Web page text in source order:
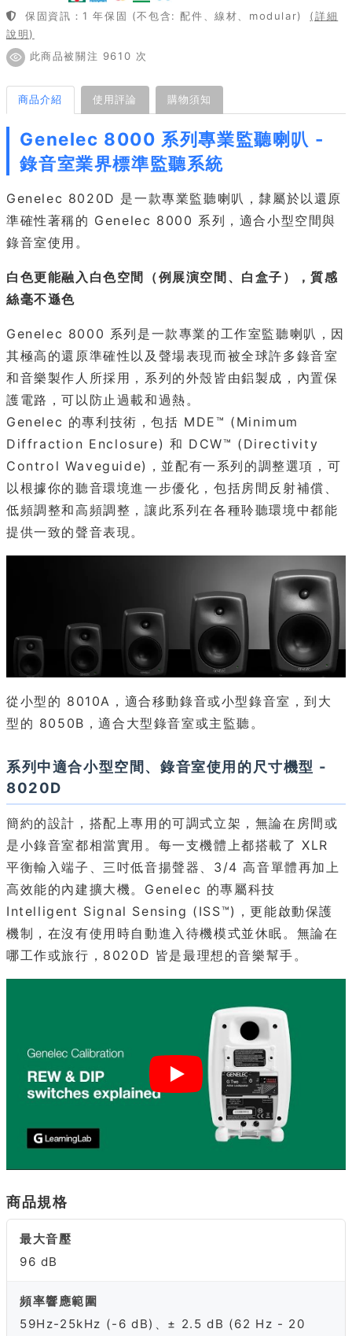
保固資訊：1 年保固 (不包含: 配件、線材、modular)
(詳細
說明)
此商品被關注 9610 次
商品介紹 使用評論 購物須知
Genelec 8000 系列專業監聽喇叭 -
錄音室業界標準監聽系統
Genelec 8020D 是一款專業監聽喇叭，隸屬於以還原
準確性著稱的 Genelec 8000 系列，適合小型空間與
錄音室使用。
白色更能融入白色空間（例展演空間、白盒子），質感
絲毫不遜色
Genelec 8000 系列是一款專業的工作室監聽喇叭，因
其極高的還原準確性以及聲場表現而被全球許多錄音室
和音樂製作人所採用，系列的外殼皆由鋁製成，內置保
護電路，可以防止過載和過熱。
Genelec 的專利技術，包括 MDE™ (Minimum
Diffraction Enclosure) 和 DCW™ (Directivity
Control Waveguide)，並配有一系列的調整選項，可
以根據你的聽音環境進一步優化，包括房間反射補償、
低頻調整和高頻調整，讓此系列在各種聆聽環境中都能
提供一致的聲音表現。
從小型的 8010A，適合移動錄音或小型錄音室，到大
型的 8050B，適合大型錄音室或主監聽。
系列中適合小型空間、錄音室使用的尺寸機型 -
8020D
簡約的設計，搭配上專用的可調式立架，無論在房間或
是小錄音室都相當實用。每一支機體上都搭載了 XLR
平衡輸入端子、三吋低音揚聲器、3/4 高音單體再加上
高效能的內建擴大機。Genelec 的專屬科技
Intelligent Signal Sensing (ISS™)，更能啟動保護
機制，在沒有使用時自動進入待機模式並休眠。無論在
哪工作或旅行，8020D 皆是最理想的音樂幫手。
商品規格
最大音壓
96 dB
頻率響應範圍
59Hz-25kHz (-6 dB)、± 2.5 dB (62 Hz - 20